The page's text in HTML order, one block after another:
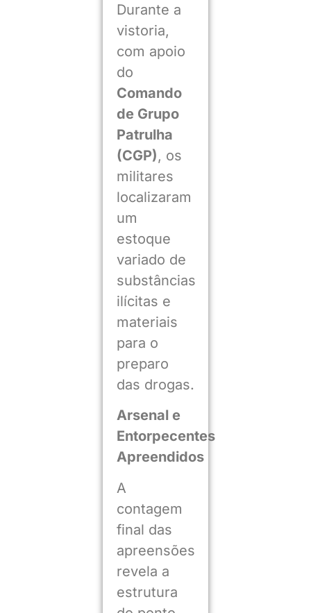
Durante a
vistoria,
com apoio
do
Comando
de Grupo
Patrulha
(CGP), os
militares
localizaram
um
estoque
variado de
substâncias
ilícitas e
materiais
para o
preparo
das drogas.
Arsenal e
Entorpecentes
Apreendidos
A
contagem
final das
apreensões
revela a
estrutura